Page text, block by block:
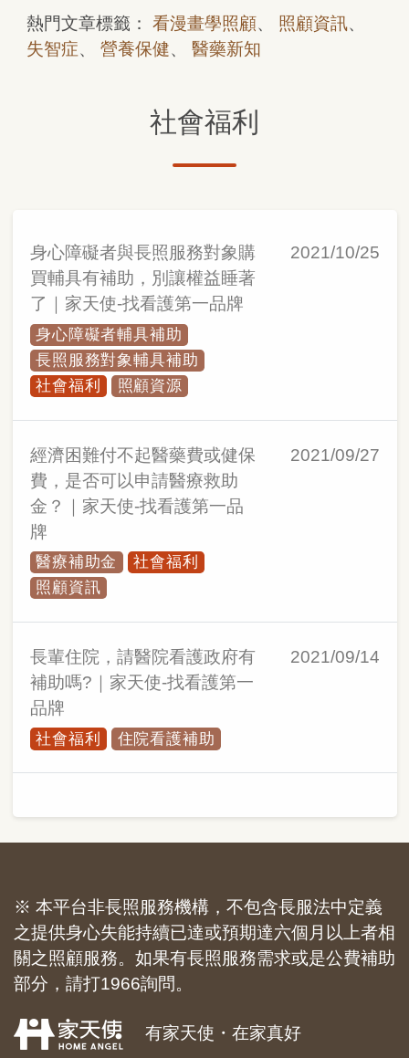
熱門文章標籤： 看漫畫學照顧、 照顧資訊、
失智症、 營養保健、 醫藥新知
社會福利
身心障礙者與長照服務對象購
買輔具有補助，別讓權益睡著
了｜家天使-找看護第一品牌
身心障礙者輔具補助
長照服務對象輔具補助
社會福利
照顧資源
2021/10/25
經濟困難付不起醫藥費或健保
費，是否可以申請醫療救助
金？｜家天使-找看護第一品
牌
醫療補助金
社會福利
照顧資訊
2021/09/27
長輩住院，請醫院看護政府有
補助嗎?｜家天使-找看護第一
品牌
社會福利 住院看護補助
2021/09/14
※ 本平台非長照服務機構，不包含長服法中定義
之提供身心失能持續已達或預期達六個月以上者相
關之照顧服務。如果有長照服務需求或是公費補助
部分，請打1966詢問。
有家天使・在家真好